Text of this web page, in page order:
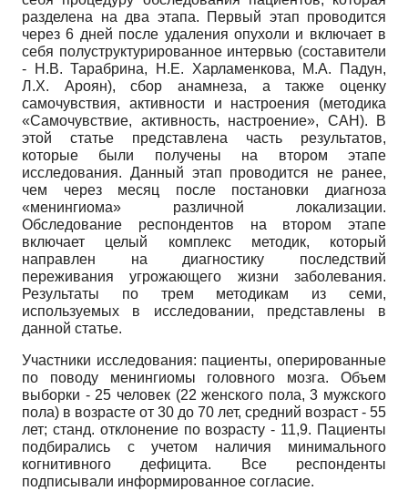
разделена на два этапа. Первый этап проводится
через 6 дней после удаления опухоли и включает в
себя полуструктурированное интервью (составители
- Н.В. Тарабрина, Н.Е. Харламенкова, М.А. Падун,
Л.Х. Ароян), сбор анамнеза, а также оценку
самочувствия, активности и настроения (методика
«Самочувствие, активность, настроение», САН). В
этой статье представлена часть результатов,
которые были получены на втором этапе
исследования. Данный этап проводится не ранее,
чем через месяц после постановки диагноза
«менингиома» различной локализации.
Обследование респондентов на втором этапе
включает целый комплекс методик, который
направлен на диагностику последствий
переживания угрожающего жизни заболевания.
Результаты по трем методикам из семи,
используемых в исследовании, представлены в
данной статье.
Участники исследования: пациенты, оперированные
по поводу менингиомы головного мозга. Объем
выборки - 25 человек (22 женского пола, 3 мужского
пола) в возрасте от 30 до 70 лет, средний возраст - 55
лет; станд. отклонение по возрасту - 11,9. Пациенты
подбирались с учетом наличия минимального
когнитивного дефицита. Все респонденты
подписывали информированное согласие.